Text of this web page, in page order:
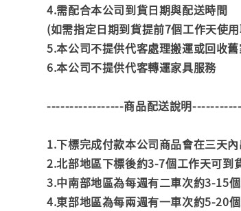
4.需配合本公司到貨日期與配送時間
(如需指定日期到貨提前7個工作天使
5.本公司不提供代客處理搬運或回收
6.本公司不提供代客轉運家具服務
-----------------商品配送說明
1.下標完成付款本公司商品會在三天
2.北部地區下標後約3-7個工作天可到
3.中南部地區為每週有二車次約3-15
4.東部地區為每兩週有一車次約5-20